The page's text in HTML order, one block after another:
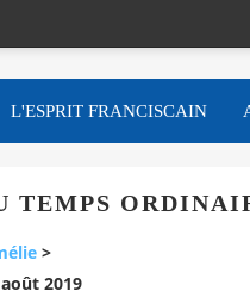
L'ESPRIT FRANCISCAIN
TEMPS
>
août 2019